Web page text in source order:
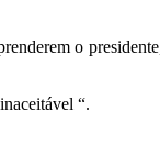
o
“.